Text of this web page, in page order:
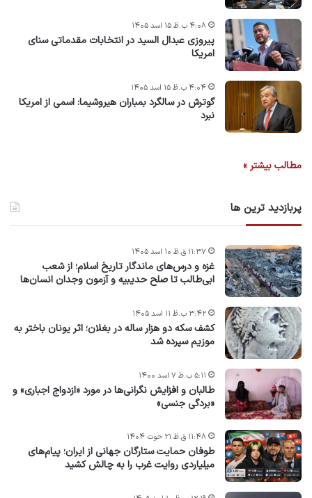
پیروزی عبدال السید در انتخابات مقدماتی سنای
امریکا
۴:۰۸ ب.ظ ۱۵ اسد ۱۴۰۵
گوترش در سالگرد بمباران هیروشیما: اسمی از امریکا
نبرد
۴:۰۴ ب.ظ ۱۵ اسد ۱۴۰۵
مطالب بیشتر »
پربازدید ترین ها
غزه و درس‌های ماندگار تاریخ اسلام؛ از شعب
ابی‌طالب تا صلح حدیبیه و آزمون وجدان انسان‌ها
۱۱:۳۷ ق.ظ ۱۰ اسد ۱۴۰۵
کشف سکه دو هزار ساله در بغلان؛ اثر یونان باختر به
موزیم سپرده شد
۳:۴۲ ب.ظ ۱۱ اسد ۱۴۰۵
طالبان و افزایش نگرانی‌ها در مورد «ازدواج اجباری» و
«بردگی جنسی»
۵:۱۱ ب.ظ ۷ اسد ۱۴۰۰
طوفان حمایت ستارگان جهانی از ایران؛ پیام‌های
میلیاردی روایت غرب را به چالش کشید
۱۱:۴۸ ق.ظ ۲۱ حوت ۱۴۰۴